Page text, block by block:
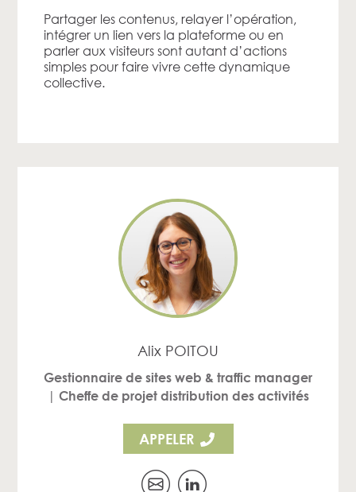
Partager les contenus, relayer l’opération,
intégrer un lien vers la plateforme ou en
parler aux visiteurs sont autant d’actions
simples pour faire vivre cette dynamique
collective.
Alix POITOU
Gestionnaire de sites web & traffic manager
| Cheffe de projet distribution des activités
APPELER